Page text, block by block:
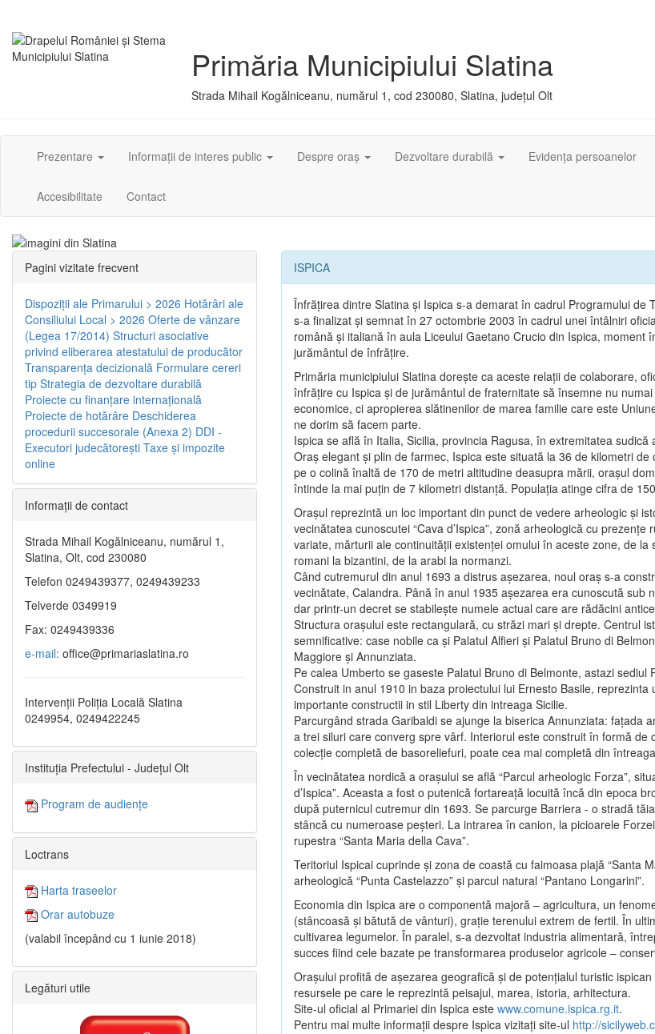
Primăria Municipiului Slatina
Strada Mihail Kogălniceanu, numărul 1, cod 230080, Slatina, județul Olt
Prezentare Informații de interes public Despre oraș Dezvoltare durabilă Evidența persoanelor
Accesibilitate Contact
ISPICA
Înfrăţirea dintre Slatina şi Ispica s-a demarat în cadrul Programului de
s-a finalizat şi semnat în 27 octombrie 2003 în cadrul unei întâlniri
română şi italiană în aula Liceului Gaetano Crucio din Ispica, moment
jurământul de înfrăţire.
Primăria municipiului Slatina doreşte ca aceste relaţii de colaborare,
înfrăţire cu Ispica şi de jurământul de fraternitate să însemne nu
economice, ci apropierea slătinenilor de marea familie care este
ne dorim să facem parte.
Ispica se află în Italia, Sicilia, provincia Ragusa, în extremitatea sudică
Oraş elegant şi plin de farmec, Ispica este situată la 36 de kilometri de
pe o colină înaltă de 170 de metri altitudine deasupra mării, oraşul
întinde la mai puţin de 7 kilometri distanţă. Populaţia atinge cifra de
Oraşul reprezintă un loc important din punct de vedere arheologic şi
vecinătatea cunoscutei “Cava d’Ispica”, zonă arheologică cu prezenţe
variate, mărturii ale continuităţii existenţei omului în aceste zone, de la
romani la bizantini, de la arabi la normanzi.
Când cutremurul din anul 1693 a distrus aşezarea, noul oraş s-a
vecinătate, Calandra. Până în anul 1935 aşezarea era cunoscută sub
dar printr-un decret se stabileşte numele actual care are rădăcini
Structura oraşului este rectangulară, cu străzi mari şi drepte. Centrul
semnificative: case nobile ca şi Palatul Alfieri şi Palatul Bruno di
Maggiore şi Annunziata.
Pe calea Umberto se gaseste Palatul Bruno di Belmonte, astazi sediul
Construit in anul 1910 in baza proiectului lui Ernesto Basile, reprezinta
importante constructii in stil Liberty din intreaga Sicilie.
Parcurgând strada Garibaldi se ajunge la biserica Annunziata: faţada
a trei siluri care converg spre vârf. Interiorul este construit în formă de
colecţie completă de basoreliefuri, poate cea mai completă din
În vecinătatea nordică a oraşului se află “Parcul arheologic Forza”,
d’Ispica”. Aceasta a fost o putenică fortareaţă locuită încă din epoca
după puternicul cutremur din 1693. Se parcurge Barriera - o stradă
stâncă cu numeroase peşteri. La intrarea în canion, la picioarele
rupestra “Santa Maria della Cava”.
Teritoriul Ispicai cuprinde şi zona de coastă cu faimoasa plajă “Santa
arheologică “Punta Castelazzo” şi parcul natural “Pantano Longarini”.
Economia din Ispica are o componentă majoră – agricultura, un
(stâncoasă şi bătută de vânturi), graţie terenului extrem de fertil. În
cultivarea legumelor. În paralel, s-a dezvoltat industria alimentară,
succes fiind cele bazate pe transformarea produselor agricole –
Oraşului profită de aşezarea geografică şi de potenţialul turistic
resursele pe care le reprezintă peisajul, marea, istoria, arhitectura.
Site-ul oficial al Primariei din Ispica este www.comune.ispica.rg.it.
Pentru mai multe informaţii despre Ispica vizitaţi site-ul http://
Pagini vizitate frecvent
Dispoziţii ale Primarului > 2026 Hotărâri ale
Consiliului Local > 2026 Oferte de vânzare
(Legea 17/2014) Structuri asociative
privind eliberarea atestatului de producător
Transparenţa decizională Formulare cereri
tip Strategia de dezvoltare durabilă
Proiecte cu finanţare internaţională
Proiecte de hotărâre Deschiderea
procedurii succesorale (Anexa 2) DDI -
Executori judecătorești Taxe şi impozite
online
Informaţii de contact
Strada Mihail Kogălniceanu, numărul 1,
Slatina, Olt, cod 230080
Telefon 0249439377, 0249439233
Telverde 0349919
Fax: 0249439336
e-mail: office@primariaslatina.ro
Intervenții Poliția Locală Slatina
0249954, 0249422245
Instituția Prefectului - Județul Olt
Program de audiențe
Loctrans
Harta traseelor
Orar autobuze
(valabil începând cu 1 iunie 2018)
Legături utile